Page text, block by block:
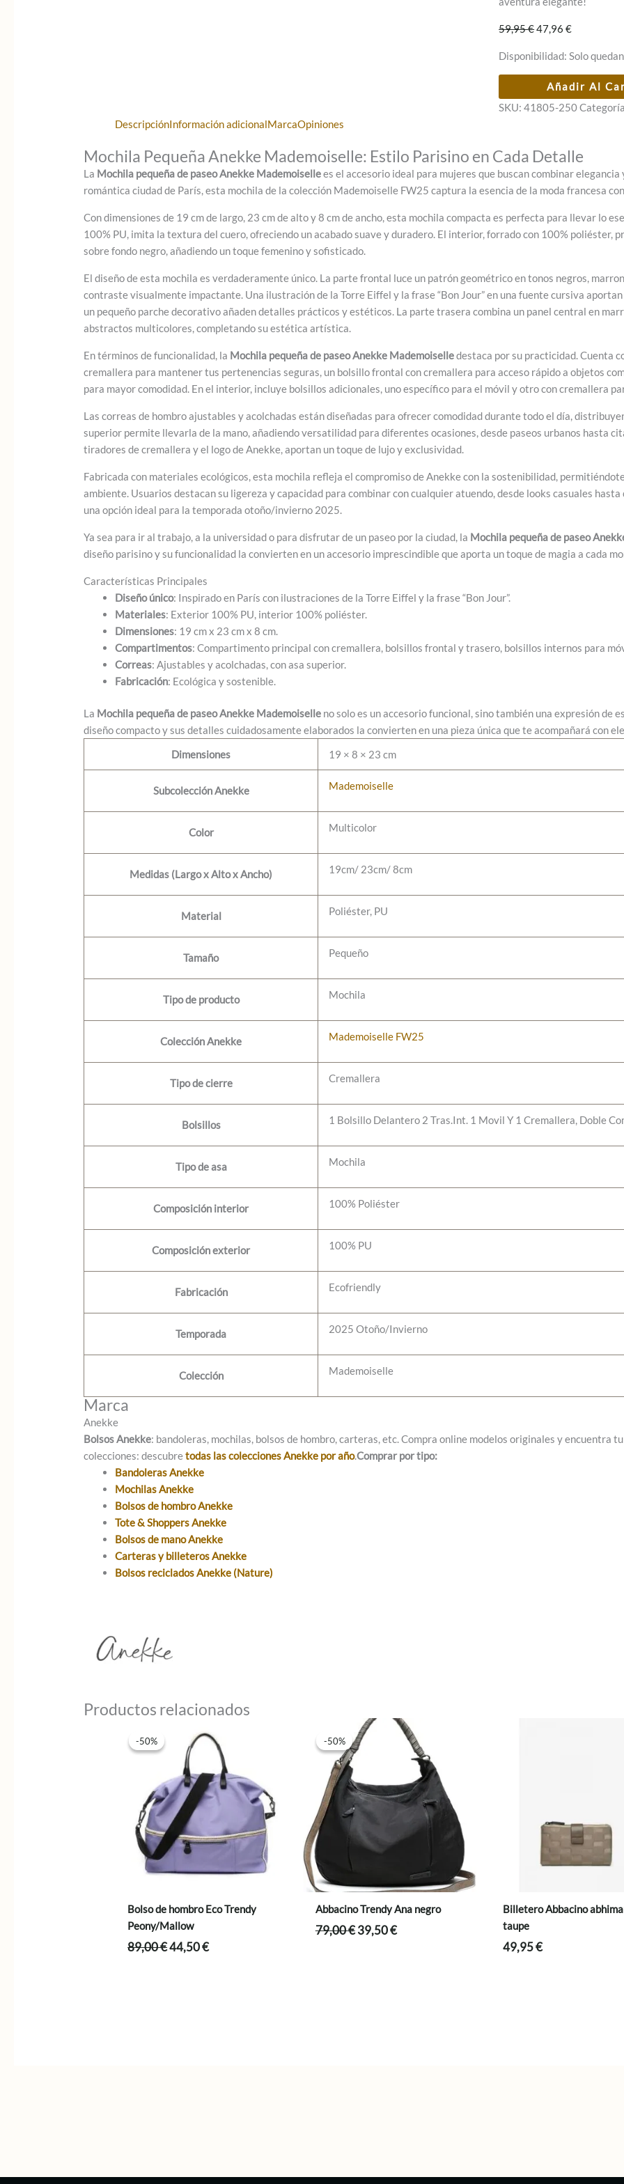
59,95€El
original
era:
59,95 €.
47,96€El
actual
es:
47,96 €.
Disponibilidad: Solo
pequeña
de
Anekke
Mademoiselle
Añadir Al
SKU:41805-250
DescripciónInformación adicionalMarcaOpiniones
Mochila Pequeña Anekke Mademoiselle: Estilo Parisino en Cada Detalle
La Mochila pequeña de paseo Anekke Mademoisellees el accesorio ideal para mujeres que buscan combinar
romántica ciudad de París, esta mochila de la colección Mademoiselle FW25 captura la esencia de la moda francesa
Con dimensiones de 19 cm de largo, 23 cm de alto y 8 cm de ancho, esta mochila compacta es perfecta para llevar lo
100% PU, imita la textura del cuero, ofreciendo un acabado suave y duradero. El interior, forrado con 100% poliéster,
sobre fondo negro, añadiendo un toque femenino y sofisticado.
El diseño de esta mochila es verdaderamente único. La parte frontal luce un patrón geométrico en tonos negros,
contraste visualmente impactante. Una ilustración de la Torre Eiffel y la frase “Bon Jour” en una fuente cursiva
un pequeño parche decorativo añaden detalles prácticos y estéticos. La parte trasera combina un panel central en
abstractos multicolores, completando su estética artística.
En términos de funcionalidad, la Mochila pequeña de paseo Anekke Mademoiselledestaca por su practicidad. Cuenta
cremallera para mantener tus pertenencias seguras, un bolsillo frontal con cremallera para acceso rápido a objetos
para mayor comodidad. En el interior, incluye bolsillos adicionales, uno específico para el móvil y otro con cremallera
Las correas de hombro ajustables y acolchadas están diseñadas para ofrecer comodidad durante todo el día,
superior permite llevarla de la mano, añadiendo versatilidad para diferentes ocasiones, desde paseos urbanos hasta
tiradores de cremallera y el logo de Anekke, aportan un toque de lujo y exclusividad.
Fabricada con materiales ecológicos, esta mochila refleja el compromiso de Anekke con la sostenibilidad,
ambiente. Usuarios destacan su ligereza y capacidad para combinar con cualquier atuendo, desde looks casuales
una opción ideal para la temporada otoño/invierno 2025.
Ya sea para ir al trabajo, a la universidad o para disfrutar de un paseo por la ciudad, la Mochila pequeña de paseo
diseño parisino y su funcionalidad la convierten en un accesorio imprescindible que aporta un toque de magia a cada
Características Principales
Diseño único: Inspirado en París con ilustraciones de la Torre Eiffel y la frase “Bon Jour”.
Materiales: Exterior 100% PU, interior 100% poliéster.
Dimensiones: 19 cm x 23 cm x 8 cm.
Compartimentos: Compartimento principal con cremallera, bolsillos frontal y trasero, bolsillos internos para
Correas: Ajustables y acolchadas, con asa superior.
Fabricación: Ecológica y sostenible.
La Mochila pequeña de paseo Anekke Mademoiselle no solo es un accesorio funcional, sino también una expresión de
diseño compacto y sus detalles cuidadosamente elaborados la convierten en una pieza única que te acompañará con
Dimensiones
19 × 8 × 23 cm
Subcolección Anekke Mademoiselle
Color Multicolor
Medidas (Largo x Alto x Ancho) 19cm/ 23cm/ 8cm
Material Poliéster, PU
Tamaño Pequeño
Tipo de producto Mochila
Colección Anekke Mademoiselle FW25
Tipo de cierre Cremallera
Bolsillos 1 Bolsillo Delantero 2 Tras.Int. 1 Movil Y 1 Cremallera, Doble
Tipo de asa Mochila
Composición interior 100% Poliéster
Composición exterior 100% PU
Fabricación Ecofriendly
Temporada 2025 Otoño/Invierno
Colección Mademoiselle
Marca
Anekke
Bolsos Anekke: bandoleras, mochilas, bolsos de hombro, carteras, etc. Compra online modelos originales y encuentra
colecciones: descubretodas las colecciones Anekke por año.Comprar por tipo:
Bandoleras Anekke
Mochilas Anekke
Bolsos de hombro Anekke
Tote & Shoppers Anekke
Bolsos de mano Anekke
Carteras y billeteros Anekke
Bolsos reciclados Anekke (Nature)
Productos relacionados
-50%
-50%
Bolso de hombro Eco Trendy
Peony/Mallow
89,00€El
44,50€El
-50%
-50%
Abbacino Trendy Ana negro
79,00€ El
39,50€El
Billetero Abbacino
taupe
49,95€